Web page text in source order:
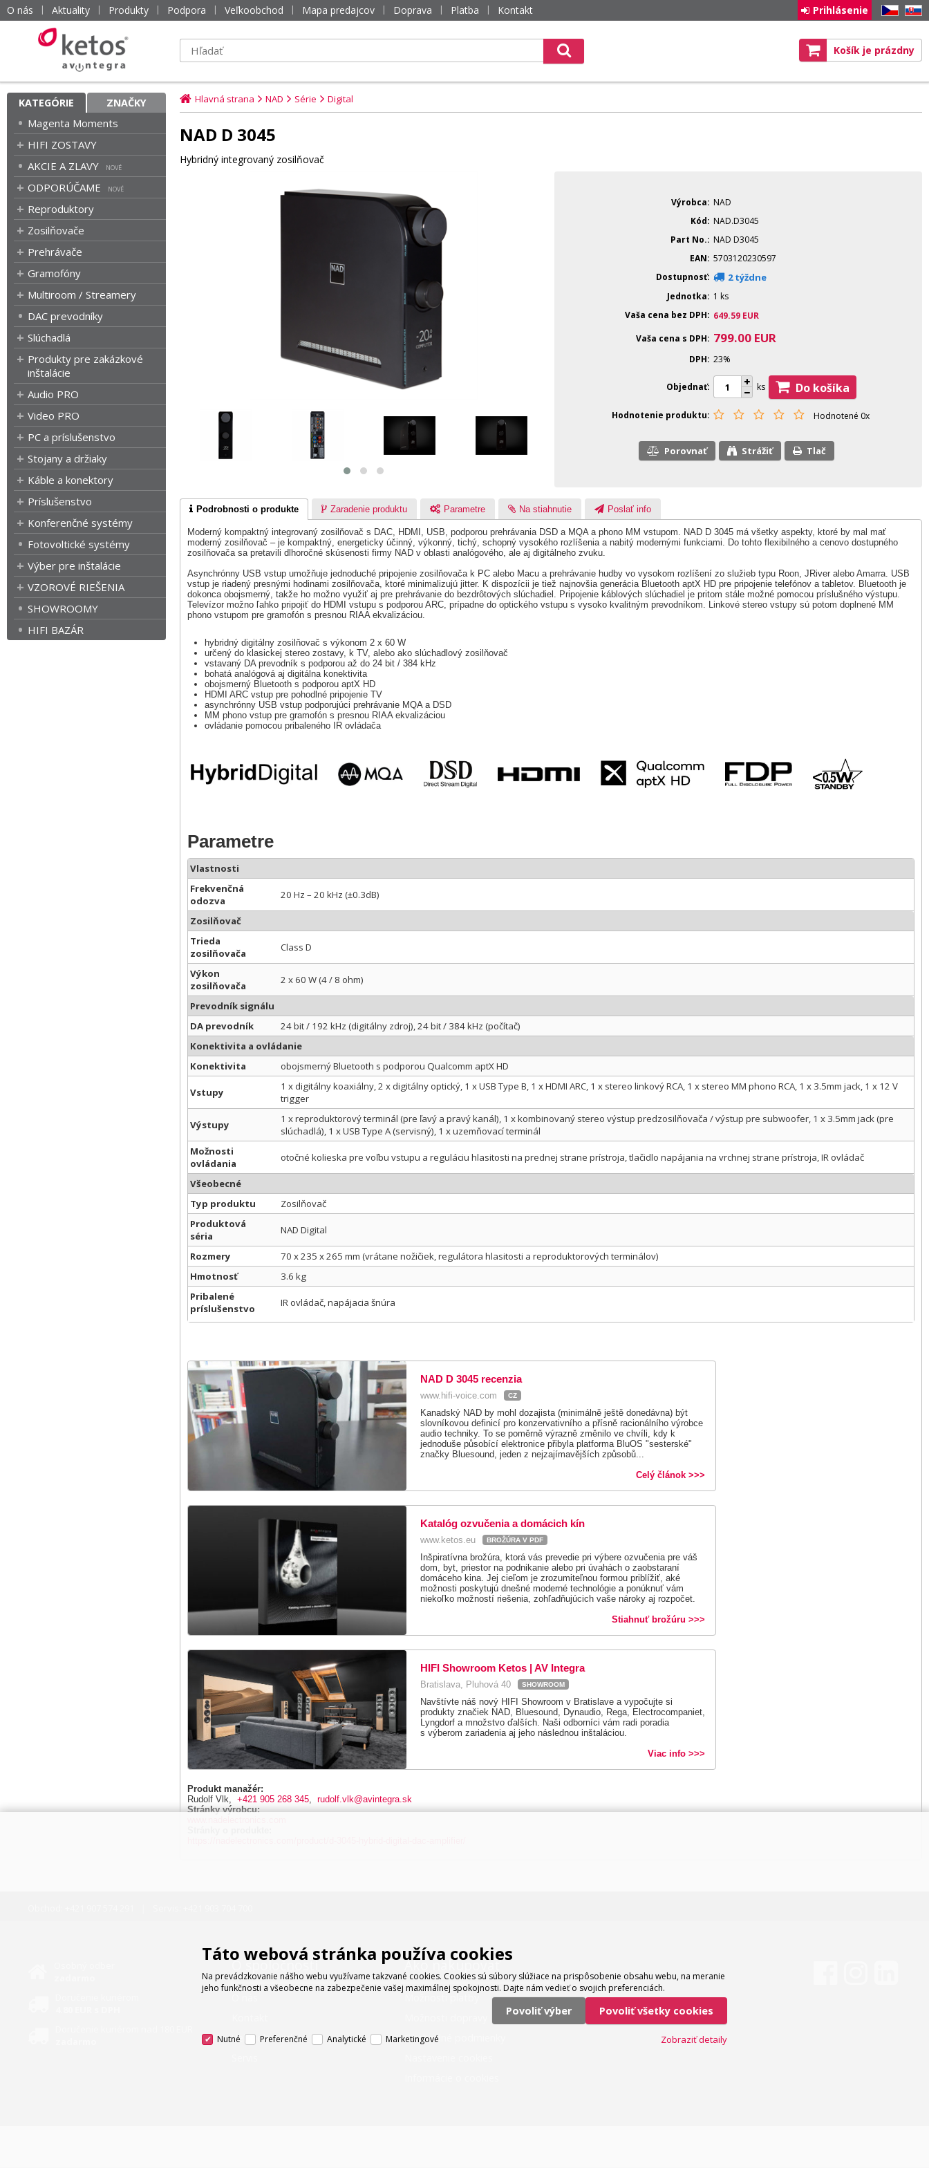
O nás Aktuality Produkty Podpora Veľkoobchod Mapa predajcov Doprava Platba Kontakt CZ SK
Prihlásenie
Košík je prázdny
KATEGÓRIE ZNAČKY
Magenta Moments
HIFI ZOSTAVY
AKCIE A ZLAVY
ODPORÚČAME
Reproduktory
Zosilňovače
Prehrávače
Gramofóny
Multiroom / Streamery
DAC prevodníky
Slúchadlá
Produkty pre zakázkové
inštalácie
Audio PRO
Video PRO
PC a príslušenstvo
Stojany a držiaky
Káble a konektory
Príslušenstvo
Konferenčné systémy
Fotovoltické systémy
Výber pre inštalácie
VZOROVÉ RIEŠENIA
SHOWROOMY
HIFI BAZÁR
Hlavná strana NAD Série Digital
NAD D 3045
Hybridný integrovaný zosilňovač
Výrobca
NAD
Kód
NAD.D3045
Part No.
NAD D3045
EAN 5703120230597
Dostupnosť
2 týždne
Jednotka
1 ks
Vaša cena bez DPH
649.59 EUR
Vaša cena s DPH
799.00 EUR
DPH 23%
Objednať ks Do košíka
Hodnotenie produktu Hodnotené 0x
Porovnať Strážiť Tlač
Podrobnosti o produkte Zaradenie produktu Parametre Na stiahnutie Poslať info
Moderný kompaktný integrovaný zosilňovač s DAC, HDMI, USB, podporou prehrávania DSD a MQA a phono MM vstupom. NAD D 3045 má všetky aspekty, ktoré by mal mať
moderný zosilňovač – je kompaktný, energeticky účinný, výkonný, tichý, schopný vysokého rozlíšenia a nabitý modernými funkciami. Do tohto flexibilného a cenovo dostupného
zosilňovača sa pretavili dlhoročné skúsenosti firmy NAD v oblasti analógového, ale aj digitálneho zvuku.
Asynchrónny USB vstup umožňuje jednoduché pripojenie zosilňovača k PC alebo Macu a prehrávanie hudby vo vysokom rozlíšení zo služieb typu Roon, JRiver alebo Amarra. USB
vstup je riadený presnými hodinami zosilňovača, ktoré minimalizujú jitter. K dispozícii je tiež najnovšia generácia Bluetooth aptX HD pre pripojenie telefónov a tabletov. Bluetooth je
dokonca obojsmerný, takže ho možno využiť aj pre prehrávanie do bezdrôtových slúchadiel. Pripojenie káblových slúchadiel je pritom stále možné pomocou príslušného výstupu.
Televízor možno ľahko pripojiť do HDMI vstupu s podporou ARC, prípadne do optického vstupu s vysoko kvalitným prevodníkom. Linkové stereo vstupy sú potom doplnené MM
phono vstupom pre gramofón s presnou RIAA ekvalizáciou.
hybridný digitálny zosilňovač s výkonom 2 x 60 W
určený do klasickej stereo zostavy, k TV, alebo ako slúchadlový zosilňovač
vstavaný DA prevodník s podporou až do 24 bit / 384 kHz
bohatá analógová aj digitálna konektivita
obojsmerný Bluetooth s podporou aptX HD
HDMI ARC vstup pre pohodlné pripojenie TV
asynchrónny USB vstup podporujúci prehrávanie MQA a DSD
MM phono vstup pre gramofón s presnou RIAA ekvalizáciou
ovládanie pomocou pribaleného IR ovládača
Parametre
Vlastnosti
Frekvenčná
odozva
20 Hz – 20 kHz (±0.3dB)
Zosilňovač
Trieda
zosilňovača
Class D
Výkon
zosilňovača
2 x 60 W (4 / 8 ohm)
Prevodník signálu
DA prevodník
24 bit / 192 kHz (digitálny zdroj), 24 bit / 384 kHz (počítač)
Konektivita a ovládanie
Konektivita
obojsmerný Bluetooth s podporou Qualcomm aptX HD
Vstupy
1 x digitálny koaxiálny, 2 x digitálny optický, 1 x USB Type B, 1 x HDMI ARC, 1 x stereo linkový RCA, 1 x stereo MM phono RCA, 1 x 3.5mm jack, 1 x 12 V
trigger
Výstupy
1 x reproduktorový terminál (pre ľavý a pravý kanál), 1 x kombinovaný stereo výstup predzosilňovača / výstup pre subwoofer, 1 x 3.5mm jack (pre
slúchadlá), 1 x USB Type A (servisný), 1 x uzemňovací terminál
Možnosti
ovládania
otočné kolieska pre voľbu vstupu a reguláciu hlasitosti na prednej strane prístroja, tlačidlo napájania na vrchnej strane prístroja, IR ovládač
Všeobecné
Typ produktu
Zosilňovač
Produktová
séria
NAD Digital
Rozmery
70 x 235 x 265 mm (vrátane nožičiek, regulátora hlasitosti a reproduktorových terminálov)
Hmotnosť
3.6 kg
Pribalené
príslušenstvo
IR ovládač, napájacia šnúra
NAD D 3045 recenzia
www.hifi-voice.com CZ
Kanadský NAD by mohl dozajista (minimálně ještě donedávna) být
slovníkovou definicí pro konzervativního a přísně racionálního výrobce
audio techniky. To se poměrně výrazně změnilo ve chvíli, kdy k
jednoduše působící elektronice přibyla platforma BluOS "sesterské"
značky Bluesound, jeden z nejzajímavějších způsobů...
Celý článok >>>
Katalóg ozvučenia a domácich kín
www.ketos.eu BROŽÚRA V PDF
Inšpiratívna brožúra, ktorá vás prevedie pri výbere ozvučenia pre váš
dom, byt, priestor na podnikanie alebo pri úvahách o zaobstaraní
domáceho kina. Jej cieľom je zrozumiteľnou formou priblížiť, aké
možnosti poskytujú dnešné moderné technológie a ponúknuť vám
niekoľko možností riešenia, zohľadňujúcich vaše nároky aj rozpočet.
Stiahnuť brožúru >>>
HIFI Showroom Ketos | AV Integra
Bratislava, Pluhová 40 SHOWROOM
Navštívte náš nový HIFI Showroom v Bratislave a vypočujte si
produkty značiek NAD, Bluesound, Dynaudio, Rega, Electrocompaniet,
Lyngdorf a množstvo ďalších. Naši odborníci vám radi poradia
s výberom zariadenia aj jeho následnou inštaláciou.
Viac info >>>
Produkt manažér:
Rudolf Vlk, +421 905 268 345, rudolf.vlk@avintegra.sk
Stránky výrobcu:
O spoločnosti
Veľkoobchod
Ako nakupovať
Možnosti platby
Obchodné podmienky
Táto webová stránka používa cookies
Na prevádzkovanie nášho webu využívame takzvané cookies. Cookies sú súbory slúžiace na prispôsobenie obsahu webu, na meranie
jeho funkčnosti a všeobecne na zabezpečenie vašej maximálnej spokojnosti. Dajte nám vedieť o svojich preferenciách.
Povoliť výber Povoliť všetky cookies
Nutné Preferenčné Analytické Marketingové Zobraziť detaily